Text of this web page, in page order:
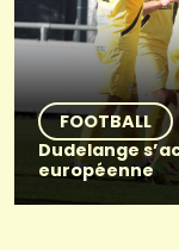
FOOTBALL
Dudelange
européenne